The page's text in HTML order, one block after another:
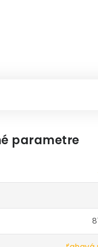
parametre